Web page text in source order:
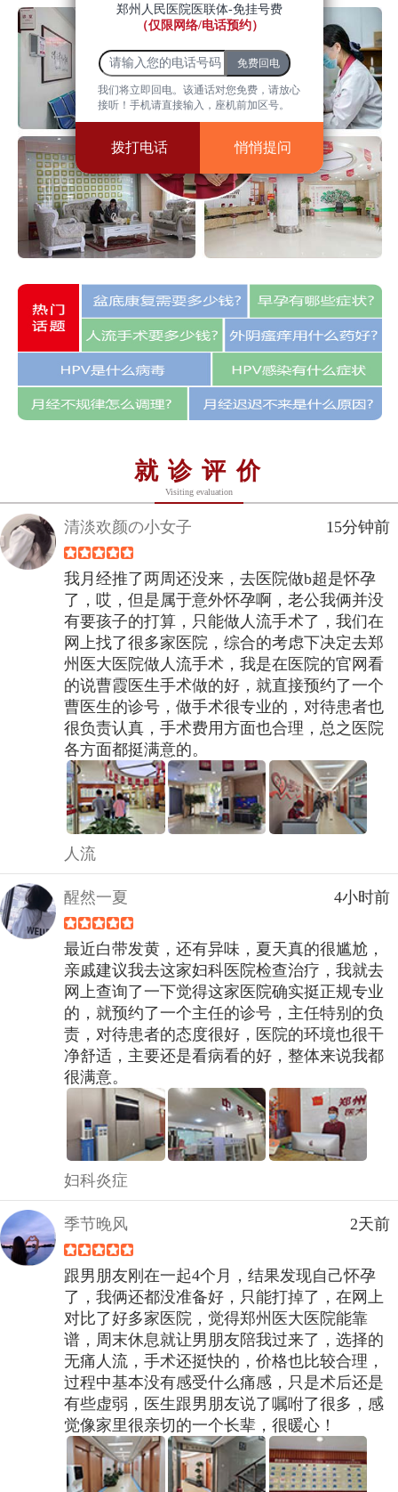
就诊评价
Visiting evaluation
清淡欢颜の小女子 15分钟前
我月经推了两周还没来，去医院做b超是怀孕
了，哎，但是属于意外怀孕啊，老公我俩并没
有要孩子的打算，只能做人流手术了，我们在
网上找了很多家医院，综合的考虑下决定去郑
州医大医院做人流手术，我是在医院的官网看
的说曹霞医生手术做的好，就直接预约了一个
曹医生的诊号，做手术很专业的，对待患者也
很负责认真，手术费用方面也合理，总之医院
各方面都挺满意的。
人流
醒然一夏 4小时前
最近白带发黄，还有异味，夏天真的很尴尬，
亲戚建议我去这家妇科医院检查治疗，我就去
网上查询了一下觉得这家医院确实挺正规专业
的，就预约了一个主任的诊号，主任特别的负
责，对待患者的态度很好，医院的环境也很干
净舒适，主要还是看病看的好，整体来说我都
很满意。
妇科炎症
季节晚风 2天前
跟男朋友刚在一起4个月，结果发现自己怀孕
了，我俩还都没准备好，只能打掉了，在网上
对比了好多家医院，觉得郑州医大医院能靠
谱，周末休息就让男朋友陪我过来了，选择的
无痛人流，手术还挺快的，价格也比较合理，
过程中基本没有感受什么痛感，只是术后还是
有些虚弱，医生跟男朋友说了嘱咐了很多，感
觉像家里很亲切的一个长辈，很暖心！
郑州人民医院医联体-免挂号费
（仅限网络/电话预约）
我们将立即回电。该通话对您免费，请放心
接听！手机请直接输入，座机前加区号。
拨打电话 悄悄提问